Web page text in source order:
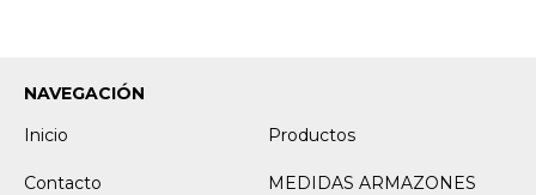
NAVEGACIÓN
Inicio
Productos
Contacto MEDIDAS ARMAZONES